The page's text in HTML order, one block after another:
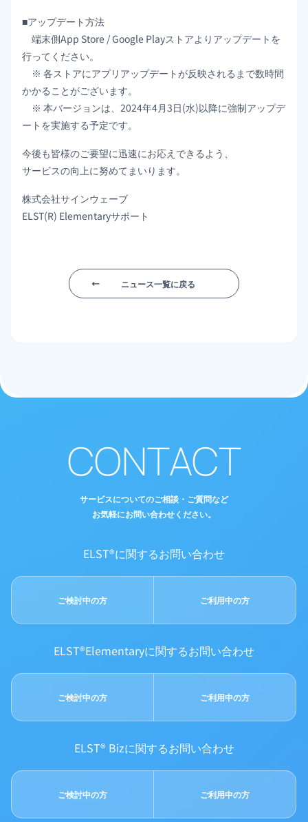
■アップデート方法
端末側App Store / Google Playストアよりアップデートを
行ってください。
※ 各ストアにアプリアップデートが反映されるまで数時間
かかることがございます。
※ 本バージョンは、2024年4月3日(水)以降に強制アップデ
ートを実施する予定です。
今後も皆様のご要望に迅速にお応えできるよう、
サービスの向上に努めてまいります。
株式会社サインウェーブ
ELST(R) Elementaryサポート
ニュース一覧に戻る
CONTACT
サービスについてのご相談・ご質問など
お気軽にお問い合わせください。
ELST®に関するお問い合わせ
ご検討中の方 ご利用中の方
ELST®Elementaryに関するお問い合わせ
ご検討中の方 ご利用中の方
ELST® Bizに関するお問い合わせ
ご検討中の方 ご利用中の方